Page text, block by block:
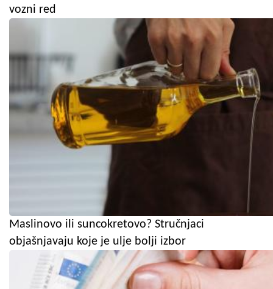
vozni red
Maslinovo ili suncokretovo? Stručnjaci
objašnjavaju koje je ulje bolji izbor